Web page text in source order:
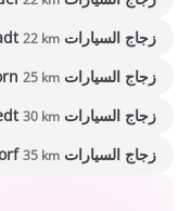
زجاج السيارات Glückstadt 22 km
زجاج السيارات Quickborn 25 km
زجاج السيارات Norderstedt 30 km
زجاج السيارات Hamburg-Eppendorf 35 km